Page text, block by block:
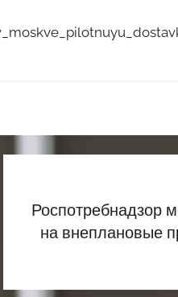
Роспотребнадзор
на внеплановые